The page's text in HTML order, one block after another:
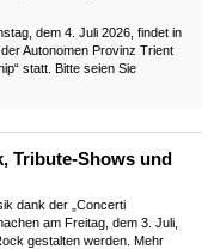
dem 4. Juli 2026, findet in
Autonomen Provinz Trient
statt. Bitte seien Sie
Tribute-Shows und
dank der „Concerti
am Freitag, dem 3. Juli,
gestalten werden. Mehr